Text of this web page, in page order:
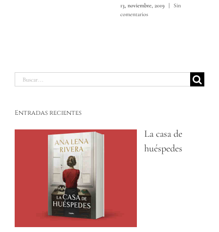
13, noviembre, 2019 | Sin
comentarios
Buscar:
Entradas recientes
La casa de
huéspedes